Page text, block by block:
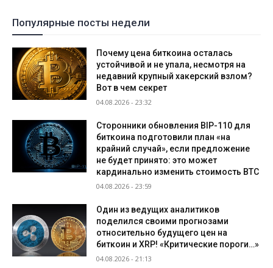
Популярные посты недели
Почему цена биткоина осталась
устойчивой и не упала, несмотря на
недавний крупный хакерский взлом?
Вот в чем секрет
04.08.2026 - 23:32
Сторонники обновления BIP-110 для
биткоина подготовили план «на
крайний случай», если предложение
не будет принято: это может
кардинально изменить стоимость BTC
04.08.2026 - 23:59
Один из ведущих аналитиков
поделился своими прогнозами
относительно будущего цен на
биткоин и XRP! «Критические пороги…»
04.08.2026 - 21:13